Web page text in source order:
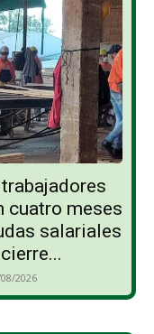
cuatro meses
salariales
2026